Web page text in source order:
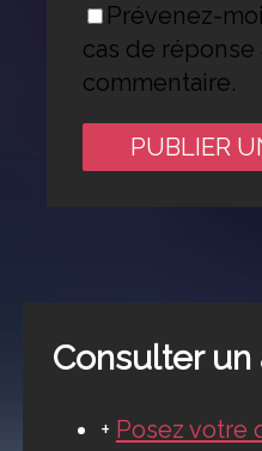
Prévenez-
cas de réponse
commentaire.
Consulter
+ Posez votre